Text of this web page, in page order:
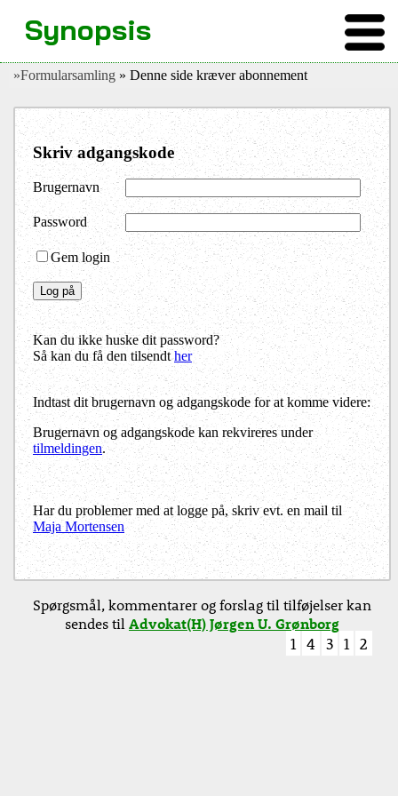
»Formularsamling » Denne side kræver abonnement
Skriv adgangskode
Brugernavn
Password
Gem login
Kan du ikke huske dit password?
Så kan du få den tilsendther
Indtast dit brugernavn og adgangskode for at komme videre:
Brugernavn og adgangskode kan rekvireres under
tilmeldingen.
Har du problemer med at logge på, skriv evt. en mail til
Maja Mortensen
Synopsis
Spørgsmål, kommentarer og forslag til tilføjelser kan
sendes tilAdvokat(H) Jørgen U. Grønborg
1 4 3 1 2